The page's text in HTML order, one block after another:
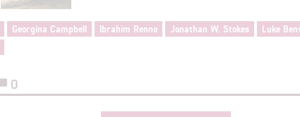
Georgina Campbell Ibrahim Renno Jonathan W. Stokes Luke
0